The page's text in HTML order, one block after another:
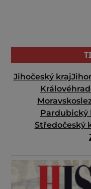
Jihočeský kraj
Pardubický
Středočeský